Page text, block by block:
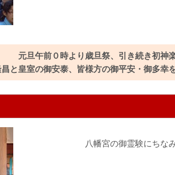
元旦午前０時より歳旦祭、引き続き初神
と皇室の御安泰、皆様方の御平安・御多幸
八幡宮の御霊験にちな